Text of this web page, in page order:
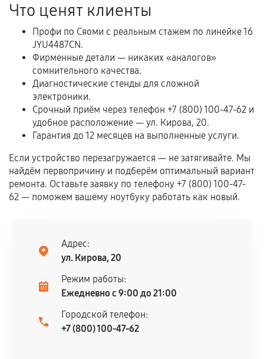
третьих лиц.
Естественный износ деталей, если иное не
предусмотрено отдельно.
Обращение после окончания гарантийного
срока.
Программные сбои, если это не указано в
отдельных условиях.
Если комплектующие куплены
самостоятельно
сохраняться полностью или частично, если
соблюдены следующие условия:
Предоставленные детали подходят по
техническим параметрам и не имеют внешних
дефектов.
Установка была выполнена нашим сервисным
центром.
Что ценят клиенты
Профи по Сяоми с реальным стажем по линейке 16
JYU4487CN.
Фирменные детали — никаких «аналогов»
сомнительного качества.
Диагностические стенды для сложной
электроники.
Срочный приём через телефон +7 (800) 100-47-62 и
удобное расположение — ул. Кирова, 20.
Гарантия до 12 месяцев на выполненные услуги.
Если устройство перезагружается — не затягивайте. Мы
найдём первопричину и подберём оптимальный вариант
ремонта. Оставьте заявку по телефону +7 (800) 100-47-
62 — поможем вашему ноутбуку работать как новый.
Адрес:
ул. Кирова, 20
Режим работы:
Ежедневно с 9:00 до 21:00
Городской телефон:
+7 (800) 100-47-62